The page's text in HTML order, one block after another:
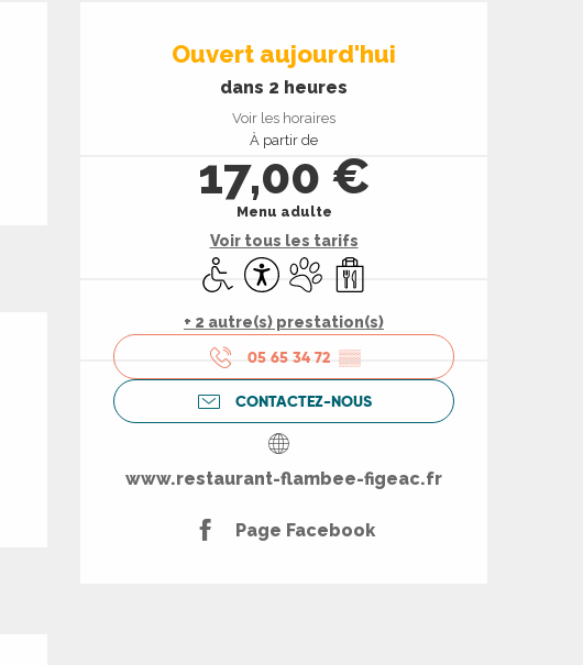
Ouverture et
Ouvert aujourd'hui
dans 2 heures
Voir les horaires
À partir de
17,00 €
Menu adulte
Voir tous les tarifs
Accès handicapés
Accessibilité
Animaux acceptés
Vente à emporter
+ 2 autre(s) prestation(s)
05 65 34 72 ▒▒
CONTACTEZ-NOUS
www.restaurant-flambee-figeac.fr
Page Facebook